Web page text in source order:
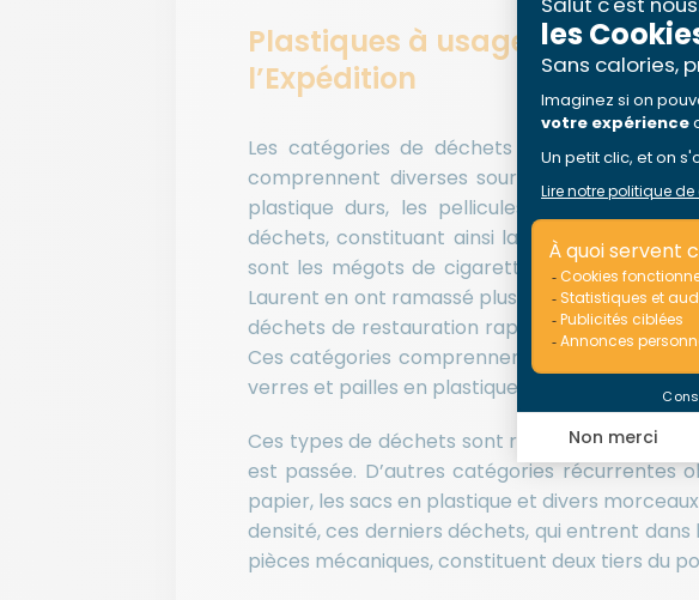
Plastiques à usage unique :
l’Expédition
Les catégories de déchets les plus
comprennent diverses sources de
plastique durs, les pellicules de plastique
déchets, constituant ainsi la première
sont les mégots de cigarettes qui montent
Laurent en ont ramassé plus de 5 500. Les
déchets de restauration rapide (4 500
Ces catégories comprennent des bouteilles
verres et pailles en plastique, et des
Ces types de déchets sont répandus dans
est passée. D’autres catégories récurrentes
papier, les sacs en plastique et divers
densité, ces derniers déchets, qui entrent
pièces mécaniques, constituent deux tiers du